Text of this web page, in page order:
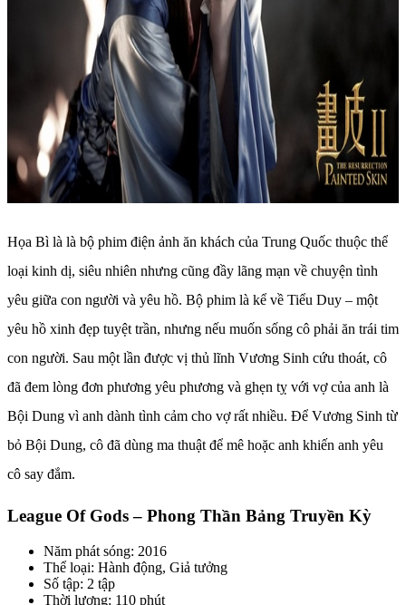
Họa Bì là là bộ phim điện ảnh ăn khách của Trung Quốc thuộc thể
loại kinh dị, siêu nhiên nhưng cũng đầy lãng mạn về chuyện tình
yêu giữa con người và yêu hồ. Bộ phim là kể về Tiểu Duy – một
yêu hồ xinh đẹp tuyệt trần, nhưng nếu muốn sống cô phải ăn trái tim
con người. Sau một lần được vị thủ lĩnh Vương Sinh cứu thoát, cô
đã đem lòng đơn phương yêu phương và ghẹn tỵ với vợ của anh là
Bội Dung vì anh dành tình cảm cho vợ rất nhiều. Để Vương Sinh từ
bỏ Bội Dung, cô đã dùng ma thuật để mê hoặc anh khiến anh yêu
cô say đắm.
League Of Gods – Phong Thần Bảng Truyền Kỳ
Năm phát sóng: 2016
Thể loại: Hành động, Giả tưởng
Số tập: 2 tập
Thời lượng: 110 phút